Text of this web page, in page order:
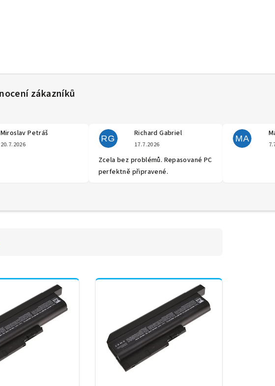
Miroslav Petráš
Hodnocení obchodu je 5 z 5 hvězdiček.
20.7.2026
RG
Richard Gabriel
Hodnocení obchodu je 5 z 5
17.7.2026
Zcela bez problémů. Repasované PC
perfektně připravené.
MA